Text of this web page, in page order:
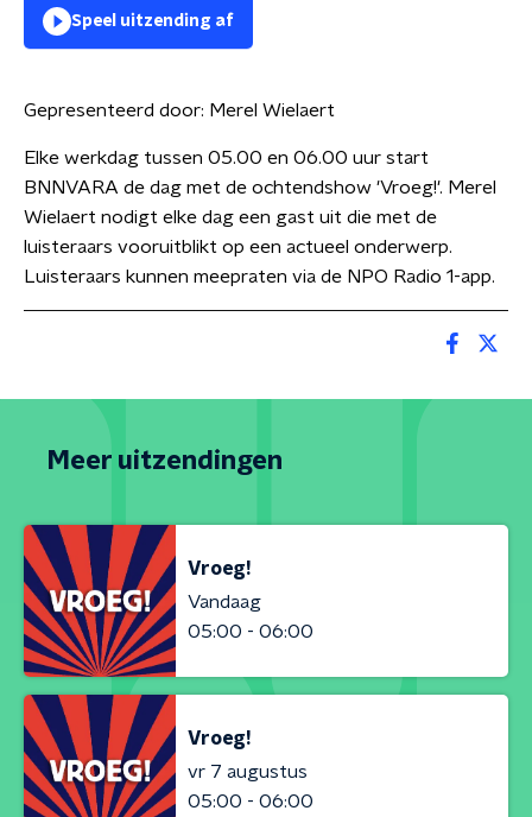
Speel uitzending af
Gepresenteerd door: Merel Wielaert
Elke werkdag tussen 05.00 en 06.00 uur start
BNNVARA de dag met de ochtendshow 'Vroeg!'. Merel
Wielaert nodigt elke dag een gast uit die met de
luisteraars vooruitblikt op een actueel onderwerp.
Luisteraars kunnen meepraten via de NPO Radio 1-app.
Meer uitzendingen
Vroeg!
Vandaag
05:00 - 06:00
Vroeg!
vr 7 augustus
05:00 - 06:00